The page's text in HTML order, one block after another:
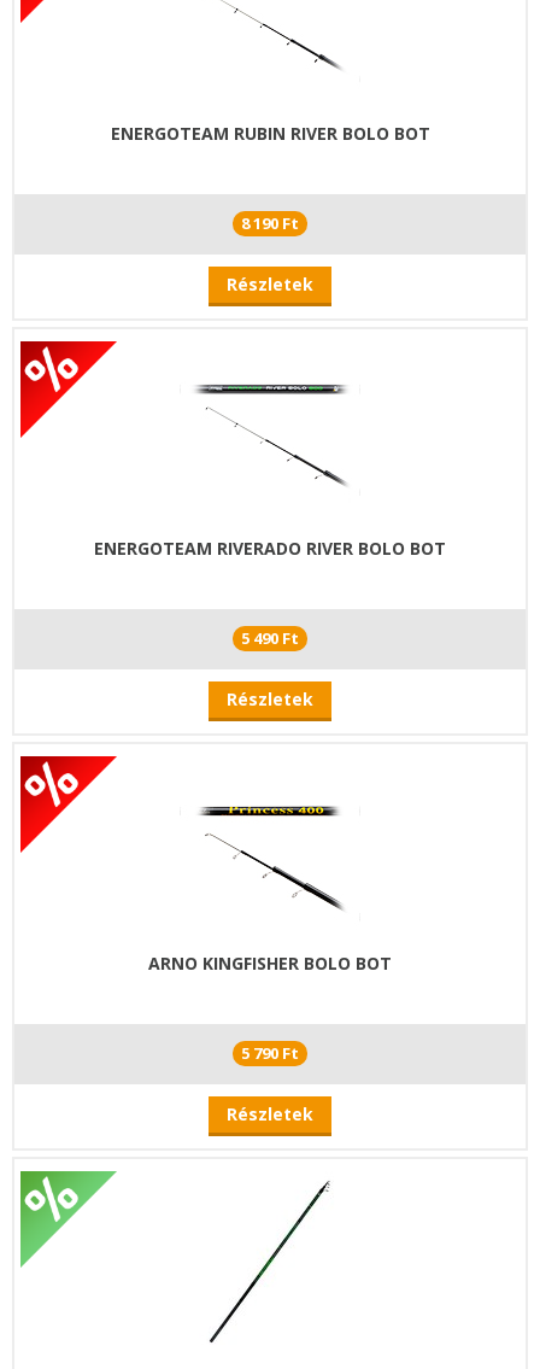
ENERGOTEAM RUBIN RIVER BOLO BOT
8 190 Ft
Részletek
ENERGOTEAM RIVERADO RIVER BOLO BOT
5 490 Ft
Részletek
ARNO KINGFISHER BOLO BOT
5 790 Ft
Részletek